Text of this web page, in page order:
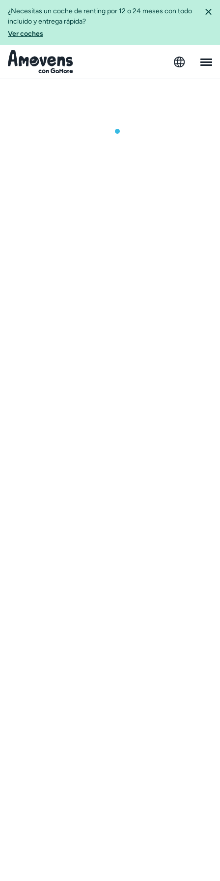
¿Necesitas un coche de renting por 12 o 24 meses con todo
incluido y entrega rápida?
Ver coches